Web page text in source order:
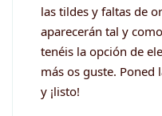
las tildes y faltas de
aparecerán tal y
tenéis la opción de
más os guste.
y ¡listo!